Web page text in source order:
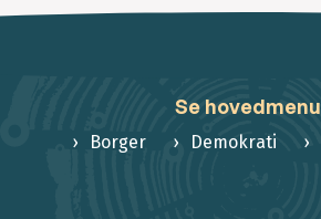
Se hovedmenu
Borger Demokrati